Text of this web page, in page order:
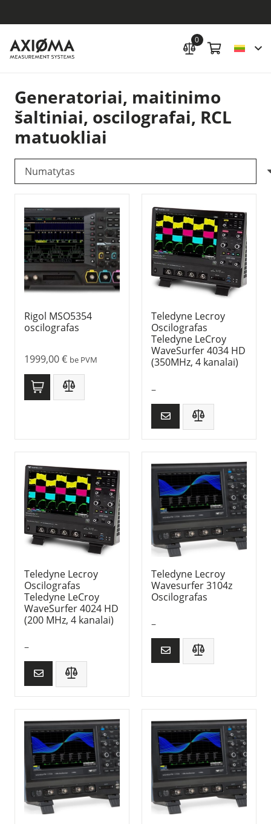
0
Generatoriai, maitinimo
šaltiniai, oscilografai, RCL
matuokliai
Rigol MSO5354
oscilografas
1999,00€ be PVM
Teledyne Lecroy
Oscilografas
Teledyne LeCroy
WaveSurfer 4034 HD
(350MHz, 4 kanalai)
–
Teledyne Lecroy
Oscilografas
Teledyne LeCroy
WaveSurfer 4024 HD
(200 MHz, 4 kanalai)
–
Teledyne Lecroy
Wavesurfer 3104z
Oscilografas
–